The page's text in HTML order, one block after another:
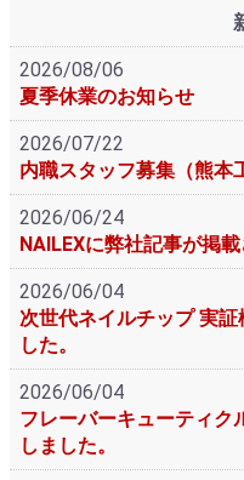
2026/08/06
夏季休業のお知らせ
2026/07/22
内職スタッフ募集（熊本
2026/06/24
NAILEXに弊社記事が掲載
2026/06/04
次世代ネイルチップ 実
した。
2026/06/04
フレーバーキューティク
しました。